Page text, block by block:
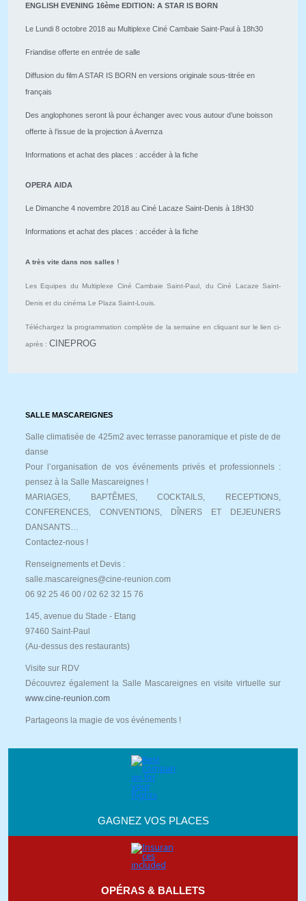
ENGLISH EVENING 16ème EDITION: A STAR IS BORN
Le Lundi 8 octobre 2018 au Multiplexe Ciné Cambaie Saint-Paul à 18h30
Friandise offerte en entrée de salle
Diffusion du film A STAR IS BORN en versions originale sous-titrée en
français
Des anglophones seront là pour échanger avec vous autour d’une boisson
offerte à l’issue de la projection à Avernza
Informations et achat des places : accéder à la fiche
OPERA AIDA
Le Dimanche 4 novembre 2018 au Ciné Lacaze Saint-Denis à 18H30
Informations et achat des places : accéder à la fiche
A très vite dans nos salles !
Les Equipes du Multiplexe Ciné Cambaie Saint-Paul, du Ciné Lacaze Saint-
Denis et du cinéma Le Plaza Saint-Louis.
Téléchargez la programmation complète de la semaine en cliquant sur le lien ci-
après : CINEPROG
SALLE MASCAREIGNES
Salle climatisée de 425m2 avec terrasse panoramique et piste de de
danse
Pour l’organisation de vos événements privés et professionnels :
pensez à la Salle Mascareignes !
MARIAGES, BAPTÊMES, COCKTAILS, RECEPTIONS,
CONFERENCES, CONVENTIONS, DÎNERS ET DEJEUNERS
DANSANTS…
Contactez-nous !
Renseignements et Devis :
salle.mascareignes@cine-reunion.com
06 92 25 46 00 / 02 62 32 15 76
145, avenue du Stade - Etang
97460 Saint-Paul
(Au-dessus des restaurants)
Visite sur RDV
Découvrez également la Salle Mascareignes en visite virtuelle sur
www.cine-reunion.com
Partageons la magie de vos événements !
GAGNEZ VOS PLACES
OPÉRAS & BALLETS